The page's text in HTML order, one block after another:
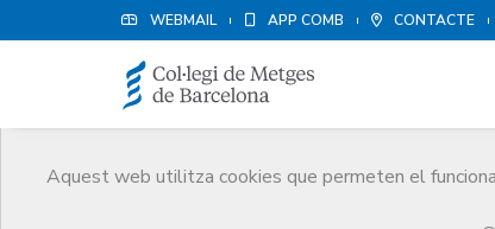
WEBMAIL APP COMB CONTACTE
Aquest web utilitza cookies que permeten el